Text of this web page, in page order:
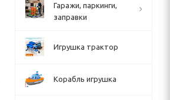
Гаражи, паркинги,
заправки
Игрушка трактор
Корабль игрушка